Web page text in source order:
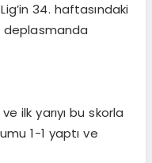
34. haftasındaki
deplasmanda
ilk yarıyı bu skorla
1-1 yaptı ve